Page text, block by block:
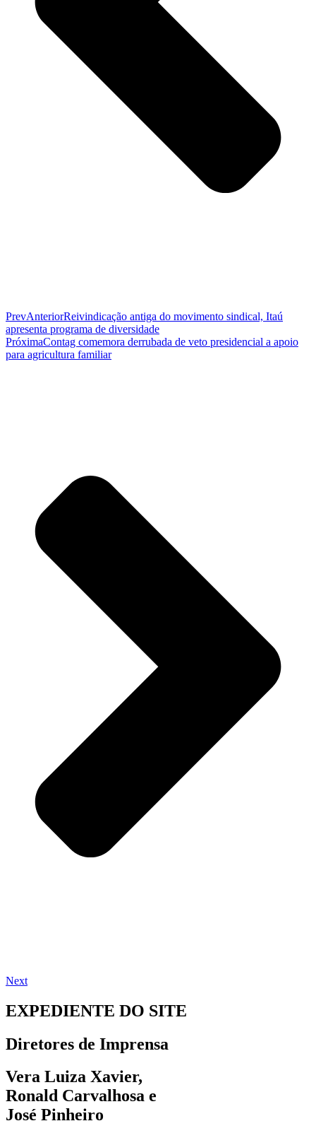
PrevAnteriorReivindicação antiga do movimento sindical, Itaú
apresenta programa de diversidade
PróximaContag comemora derrubada de veto presidencial a apoio
para agricultura familiar
Next
EXPEDIENTE DO SITE
Diretores de Imprensa
Vera Luiza Xavier,
Ronald Carvalhosa e
José Pinheiro